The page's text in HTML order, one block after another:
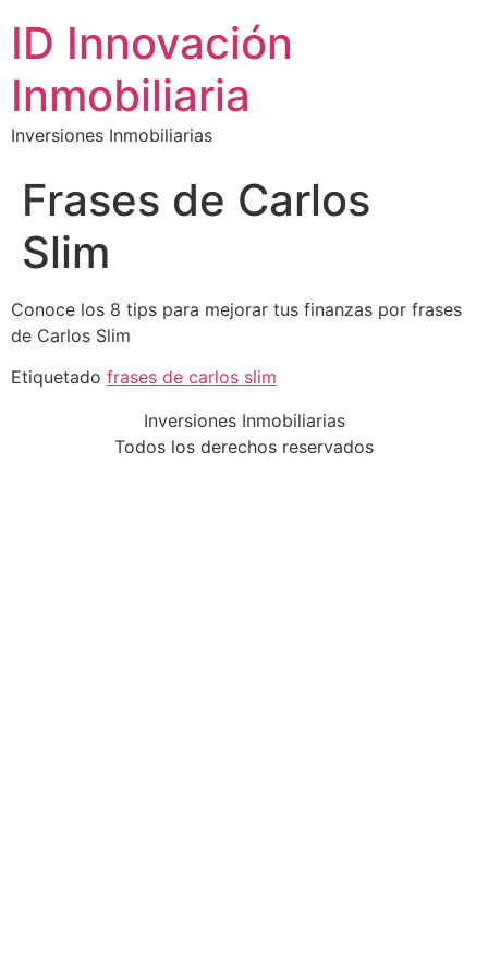
ID Innovación
Inmobiliaria
Inversiones Inmobiliarias
Frases de Carlos
Slim
Conoce los 8 tips para mejorar tus finanzas por frases
de Carlos Slim
Etiquetado frases de carlos slim
Inversiones Inmobiliarias
Todos los derechos reservados